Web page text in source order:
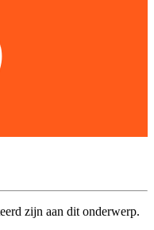
zijn aan dit onderwerp.